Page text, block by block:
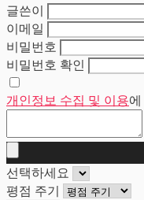
글쓴이
이메일
비밀번호
비밀번호 확인
개인정보 수집 및 이용
선택하세요
평점 주기